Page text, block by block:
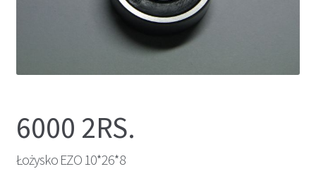
6000 2RS.
Łożysko EZO 10*26*8